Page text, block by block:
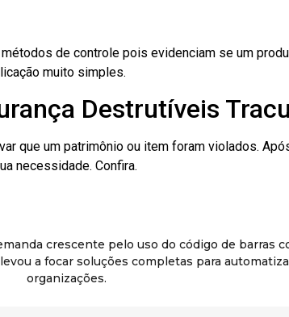
de controle pois evidenciam se um
muito simples.
Destrutíveis
que um patrimônio ou item foram violados.
necessidade. Confira.
crescente pelo uso do código de barras
a focar soluções completas para
organizações.